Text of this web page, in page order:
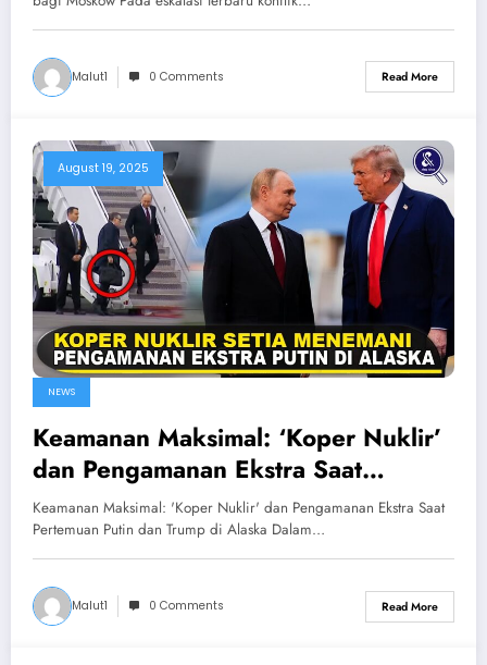
Malut1 0 Comments Read More
August 19, 2025
NEWS
Keamanan Maksimal: ‘Koper Nuklir’
dan Pengamanan Ekstra Saat
Pertemuan Putin dan Trump di
Alaska
Keamanan Maksimal: 'Koper Nuklir' dan Pengamanan Ekstra Saat
Pertemuan Putin dan Trump di Alaska Dalam…
Malut1 0 Comments Read More